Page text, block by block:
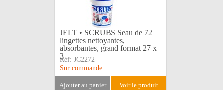
JELT • SCRUBS Seau de 72
lingettes nettoyantes,
absorbantes, grand format 27 x
3
Réf: JC2272
Sur commande
ajouter au panier voir le produit